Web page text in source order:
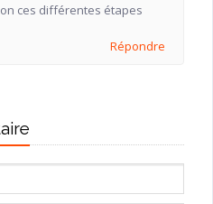
ces différentes étapes
Répondre